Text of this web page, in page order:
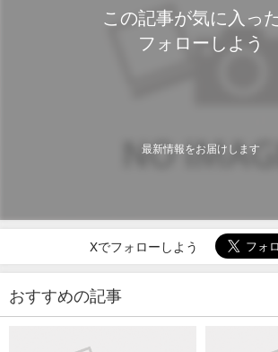
この記事が気に入っ
フォローしよう
最新情報をお届けします
Xでフォローしよう
おすすめの記事